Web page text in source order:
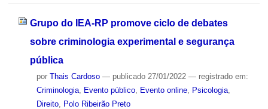
Grupo do IEA-RP promove ciclo de debates
sobre criminologia experimental e segurança
pública
por Thais Cardoso — publicado27/01/2022 — registrado em:
Criminologia, Evento público, Evento online, Psicologia,
Direito, Polo Ribeirão Preto